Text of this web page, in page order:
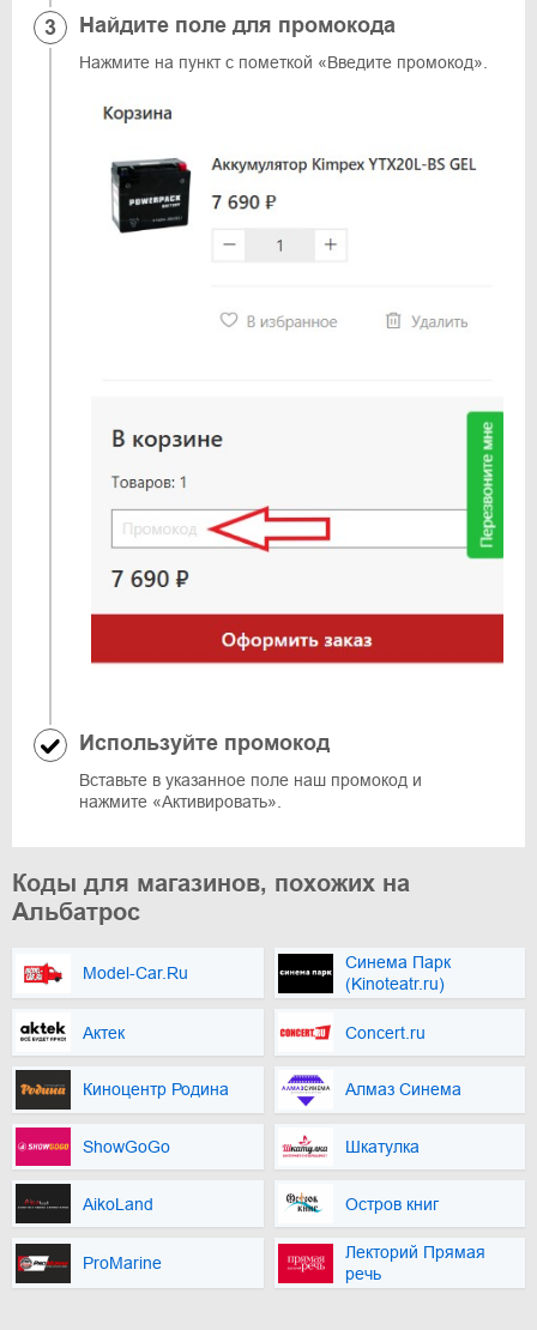
Найдите поле для промокода
Нажмите на пункт с пометкой «Введите промокод».
Используйте промокод
Вставьте в указанное поле наш промокод и
нажмите «Активировать».
Коды для магазинов, похожих на
Альбатрос
Model-Car.Ru
Синема Парк
(Kinoteatr.ru)
Актек Concert.ru
Киноцентр Родина Алмаз Синема
ShowGoGo Шкатулка
AikoLand Остров книг
ProMarine
Лекторий Прямая
речь